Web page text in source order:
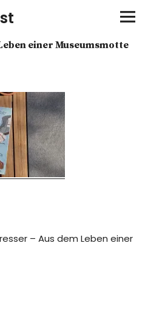
einer Museumsmotte
– Aus dem Leben einer